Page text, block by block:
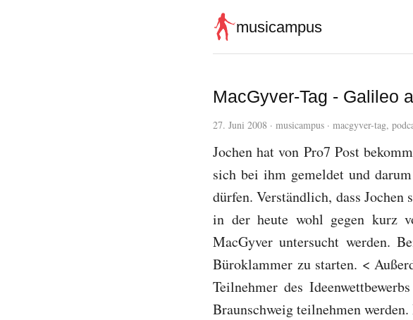
musicampus
MacGyver-Tag - Galileo
27. Juni 2008 · musicampus · macgyver-tag,
Jochen hat von Pro7 Post
sich bei ihm gemeldet und
dürfen. Verständlich, dass
in der heute wohl gegen kurz
MacGyver untersucht werden.
Büroklammer zu starten. <
Teilnehmer des
Braunschweig teilnehmen